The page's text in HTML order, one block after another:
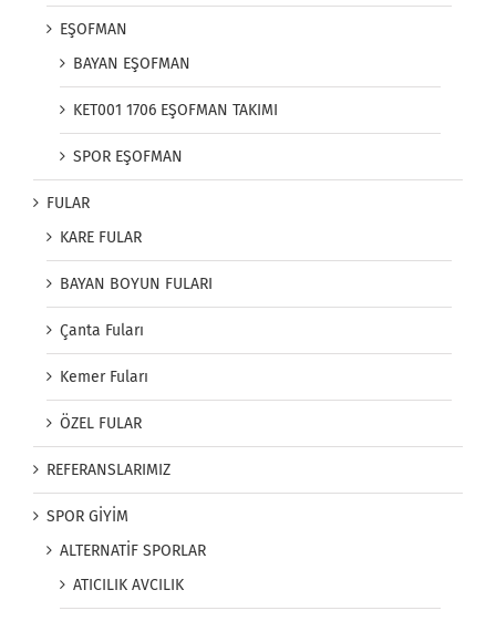
EŞOFMAN
BAYAN EŞOFMAN
KET001 1706 EŞOFMAN TAKIMI
SPOR EŞOFMAN
FULAR
KARE FULAR
BAYAN BOYUN FULARI
Çanta Fuları
Kemer Fuları
ÖZEL FULAR
REFERANSLARIMIZ
SPOR GİYİM
ALTERNATİF SPORLAR
ATICILIK AVCILIK